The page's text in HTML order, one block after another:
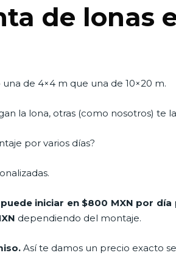
de lonas
de 4×4 m que una de 10×20 m.
la lona, otras (como nosotros) te
por varios días?
iniciar en $800 MXN por día
dependiendo del montaje.
Así te damos un precio exacto